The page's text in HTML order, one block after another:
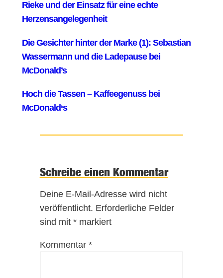
Schreibe einen Kommentar
Deine E-Mail-Adresse wird nicht
veröffentlicht. Erforderliche Felder
sind mit *markiert
Kommentar *